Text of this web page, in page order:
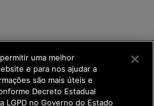
uma melhor
e para nos ajudar a
são mais úteis e
Decreto Estadual
LGPD no Governo do Estado